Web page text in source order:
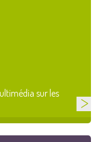
sur les